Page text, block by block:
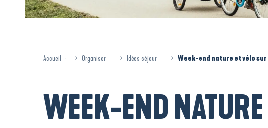
Accueil Organiser Idées séjour Week-end nature et vélo sur
WEEK-END